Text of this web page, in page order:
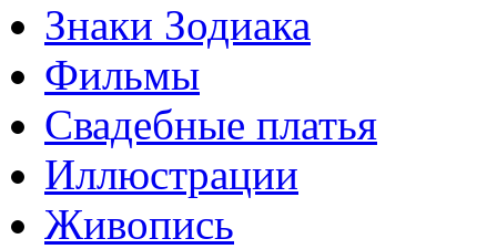
Знаки Зодиака
Фильмы
Свадебные платья
Иллюстрации
Живопись